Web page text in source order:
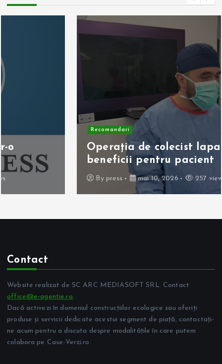
Operația de colecist laparoscopică:
beneficii pentru pacient
mai 10, 2026 257 views
Contact
Website realizat de SC ARC MEDIASOFT SRL. Contact
office@e-agentie.ro.
Dacă activezi în domeniul construcțiilor ecologice sau oferiți
produse și servicii dedicate acestui segment de piață, contactați-
ne acum pentru a discuta despre modalitățile în care putem
colabora pe Case-Verzi.ro.